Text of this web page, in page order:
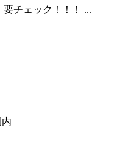
チェック！！！ ...